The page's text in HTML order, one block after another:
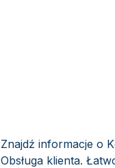
Znajdź informacje o
Obsługa klienta.